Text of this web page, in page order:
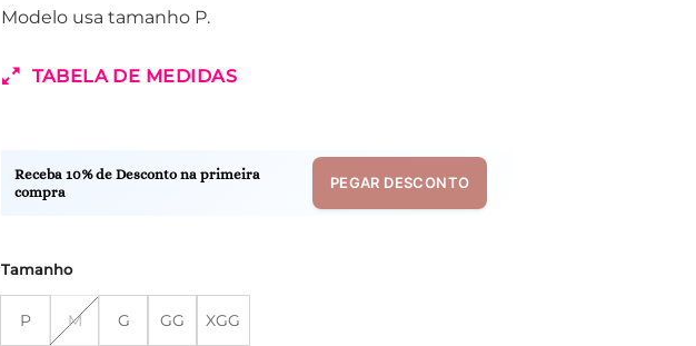
Modelo usa tamanho P.
TABELA DE MEDIDAS
Receba 10% de Desconto na primeira
compra
PEGAR DESCONTO
Tamanho
P M G GG XGG